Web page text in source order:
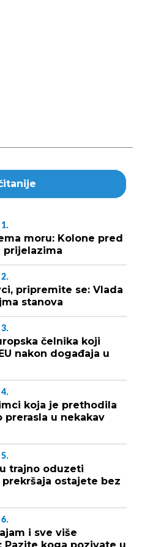
1.
moru: Kolone pred
prijelazima
2.
pripremite se: Vlada
stanova
3.
čelnika koji
nakon događaja u
4.
koja je prethodila
prerasla u nekakav
5.
trajno oduzeti
ostajete bez
6.
i sve više